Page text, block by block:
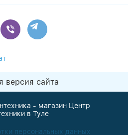
версия сайта
- магазин Центр
в Туле
персональных данных